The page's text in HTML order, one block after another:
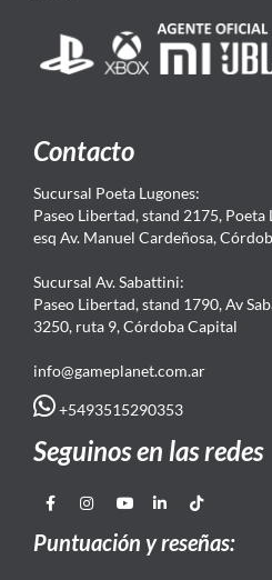
Contacto
Sucursal Poeta Lugones:
Paseo Libertad, stand 2175, Poeta
esq Av. Manuel Cardeñosa,
Sucursal Av. Sabattini:
Paseo Libertad, stand 1790, Av
3250, ruta 9, Córdoba Capital
info@gameplanet.com.ar
+5493515290353
Seguinos en las redes
Puntuación y reseñas: